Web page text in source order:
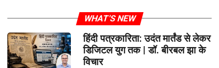
WHAT'S NEW
हिंदी पत्रकारिता: उदंत मार्तंड से लेकर
डिजिटल युग तक | डॉ. बीरबल झा के
विचार